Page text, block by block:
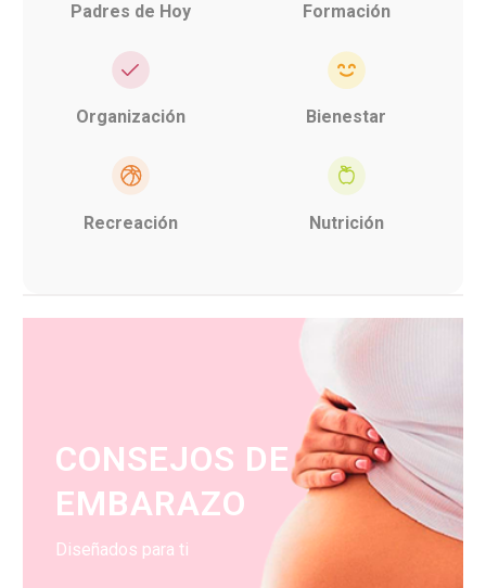
Padres de Hoy Formación
Organización Bienestar
Recreación Nutrición
CONSEJOS DE
EMBARAZO
Diseñados para ti